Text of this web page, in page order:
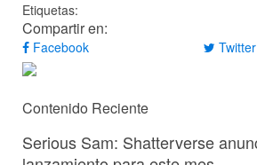
Etiquetas:
Compartir en:
Facebook Twitter
Contenido Reciente
Serious Sam: Shatterverse